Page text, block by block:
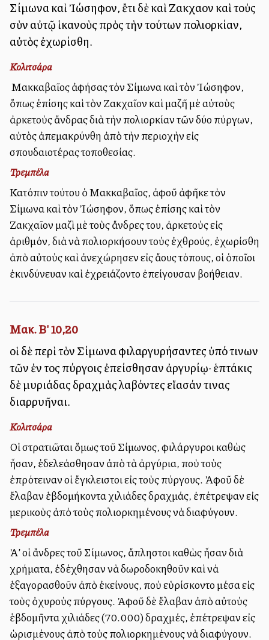
Σίμωνα καὶ Ἰώσηφον, ἔτι δὲ καὶ Ζακχαῖον καὶ τοὺς
σὺν αὐτῷ ἱκανοὺς πρὸς τὴν τούτων πολιορκίαν,
αὐτὸς ἐχωρίσθη.
Κολιτσάρα
Ὁ Μακκαβαῖος ἀφήσας τὸν Σίμωνα καὶ τὸν Ἰώσηφον,
ὅπως ἐπίσης καὶ τὸν Ζακχαῖον καὶ μαζῆ μὲ αὐτοὺς
ἀρκετοὺς ἄνδρας διὰ τὴν πολιορκίαν τῶν δύο πύργων,
αὐτὸς ἀπεμακρύνθη ἀπὸ τὴν περιοχὴν εἰς
σπουδαιοτέρας τοποθεσίας.
Τρεμπέλα
Κατόπιν τούτου ὁ Μακκαβαῖος, ἀφοῦ ἀφῆκε τὸν
Σίμωνα καὶ τὸν Ἰώσηφον, ὅπως ἐπίσης καὶ τὸν
Ζακχαῖον μαζὶ μὲ τοὺς ἄνδρες του, ἀρκετοὺς εἰς
ἀριθμόν, διὰ νὰ πολιορκήσουν τοὺς ἐχθρούς, ἐχωρίσθη
ἀπὸ αὐτοὺς καὶ ἀνεχώρησεν εἰς ἄλλους τόπους, οἱ ὁποῖοι
ἐκινδύνευαν καὶ ἐχρειάζοντο ἐπείγουσαν βοήθειαν.
Μακ. Β' 10,20
οἱ δὲ περὶ τὸν Σίμωνα φιλαργυρήσαντες ὑπό τινων
τῶν ἐν τοῖς πύργοις ἐπείσθησαν ἀργυρίῳ· ἑπτάκις
δὲ μυριάδας δραχμὰς λαβόντες εἴασάν τινας
διαρρυῆναι.
Κολιτσάρα
Οἱ στρατιῶται ὅμως τοῦ Σίμωνος, φιλάργυροι καθὼς
ἦσαν, ἐδελεάσθησαν ἀπὸ τὰ ἀργύρια, ποὺ τοὺς
ἐπρότειναν οἱ ἔγκλειστοι εἰς τοὺς πύργους. Ἀφοῦ δὲ
ἔλαβαν ἑβδομήκοντα χιλιάδες δραχμάς, ἐπέτρεψαν εἰς
μερικοὺς ἀπὸ τοὺς πολιορκημένους νὰ διαφύγουν.
Τρεμπέλα
Ἀλλ’ οἱ ἄνδρες τοῦ Σίμωνος, ἄπληστοι καθὼς ἦσαν διὰ
χρήματα, ἐδέχθησαν νὰ δωροδοκηθοῦν καὶ νὰ
ἑξαγορασθοῦν ἀπὸ ἐκείνους, ποὺ εὑρίσκοντο μέσα εἰς
τοὺς ὀχυροὺς πύργους. Ἀφοῦ δὲ ἔλαβαν ἀπὸ αὐτοὺς
ἑβδομῆντα χιλιάδες (70.000) δραχμές, ἐπέτρεψαν εἰς
ὡρισμένους ἀπὸ τοὺς πολιορκημένους νὰ διαφύγουν.